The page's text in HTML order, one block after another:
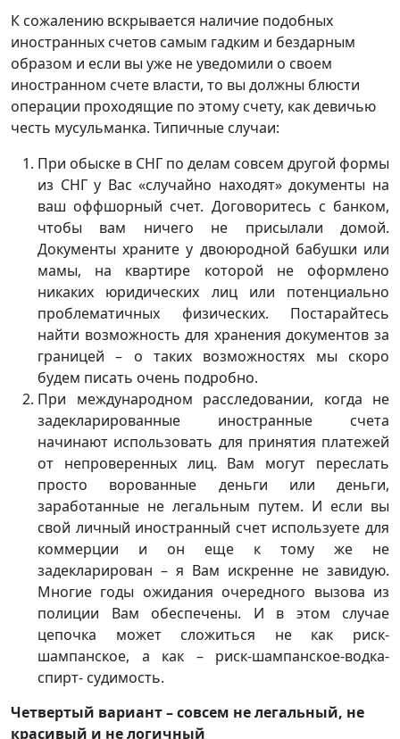
К сожалению вскрывается наличие подобных
иностранных счетов самым гадким и бездарным
образом и если вы уже не уведомили о своем
иностранном счете власти, то вы должны блюсти
операции проходящие по этому счету, как девичью
честь мусульманка. Типичные случаи:
При обыске в СНГ по делам совсем другой формы
из СНГ у Вас «случайно находят» документы на
ваш оффшорный счет. Договоритесь с банком,
чтобы вам ничего не присылали домой.
Документы храните у двоюродной бабушки или
мамы, на квартире которой не оформлено
никаких юридических лиц или потенциально
проблематичных физических. Постарайтесь
найти возможность для хранения документов за
границей – о таких возможностях мы скоро
будем писать очень подробно.
При международном расследовании, когда не
задекларированные иностранные счета
начинают использовать для принятия платежей
от непроверенных лиц. Вам могут переслать
просто ворованные деньги или деньги,
заработанные не легальным путем. И если вы
свой личный иностранный счет используете для
коммерции и он еще к тому же не
задекларирован – я Вам искренне не завидую.
Многие годы ожидания очередного вызова из
полиции Вам обеспечены. И в этом случае
цепочка может сложиться не как риск-
шампанское, а как – риск-шампанское-водка-
спирт- судимость.
Четвертый вариант – совсем не легальный, не
красивый и не логичный